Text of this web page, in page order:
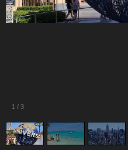
1 / 3